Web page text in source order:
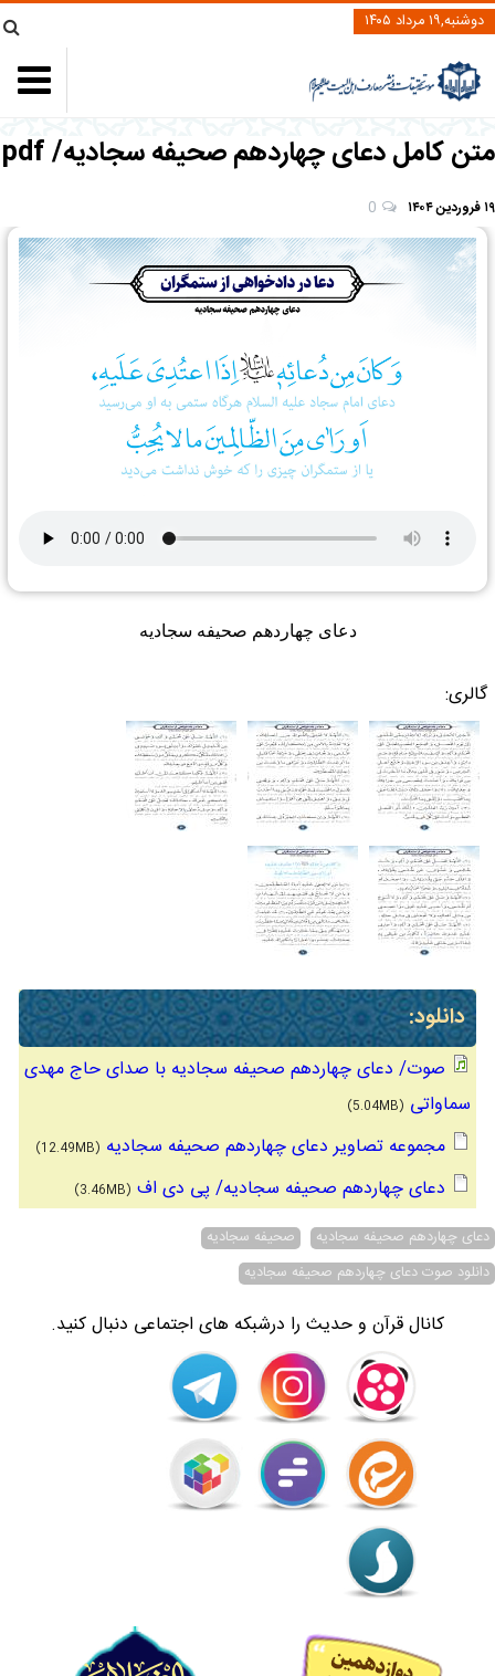
دوشنبه,۱۹ مرداد ۱۴۰۵
متن کامل دعای چهاردهم صحیفه سجادیه/ pdf
۱۹ فروردین ۱۴۰۴ 0
دعای چهاردهم صحیفه سجادیه
گالری:
دانلود:
صوت/ دعای چهاردهم صحیفه سجادیه با صدای حاج مهدی
سماواتی (5.04MB)
مجموعه تصاویر دعای چهاردهم صحیفه سجادیه (12.49MB)
دعای چهاردهم صحیفه سجادیه/ پی دی اف (3.46MB)
دعای چهاردهم صحیفه سجادیه
صحیفه سجادیه
دانلود صوت دعای چهاردهم صحیفه سجادیه
کانال قرآن و حدیث را درشبکه های اجتماعی دنبال کنید.